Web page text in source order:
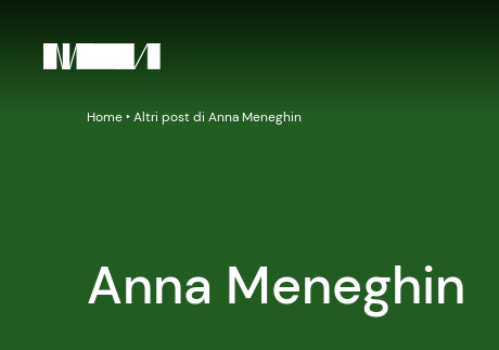
Home‣Altri post di Anna Meneghin
Anna Meneghin